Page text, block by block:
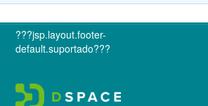
???jsp.layout.footer-
default.suportado???